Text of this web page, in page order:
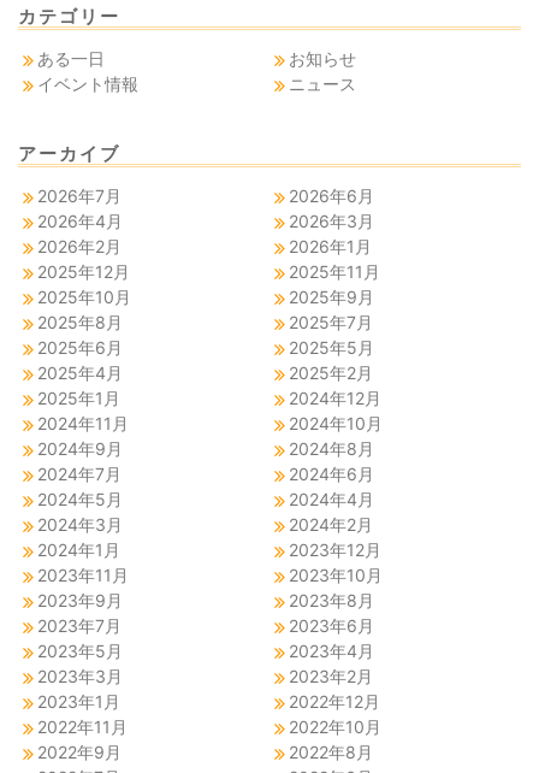
カテゴリー
ある一日
お知らせ
イベント情報
ニュース
アーカイブ
2026年7月
2026年6月
2026年4月
2026年3月
2026年2月
2026年1月
2025年12月
2025年11月
2025年10月
2025年9月
2025年8月
2025年7月
2025年6月
2025年5月
2025年4月
2025年2月
2025年1月
2024年12月
2024年11月
2024年10月
2024年9月
2024年8月
2024年7月
2024年6月
2024年5月
2024年4月
2024年3月
2024年2月
2024年1月
2023年12月
2023年11月
2023年10月
2023年9月
2023年8月
2023年7月
2023年6月
2023年5月
2023年4月
2023年3月
2023年2月
2023年1月
2022年12月
2022年11月
2022年10月
2022年9月
2022年8月